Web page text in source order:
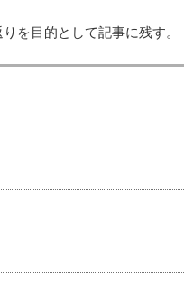
を目的として記事に残す。